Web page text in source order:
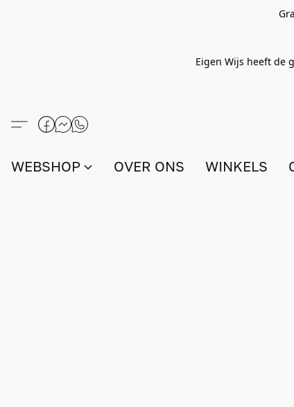
Eigen Wijs heeft de
WEBSHOP OVER ONS WINKELS